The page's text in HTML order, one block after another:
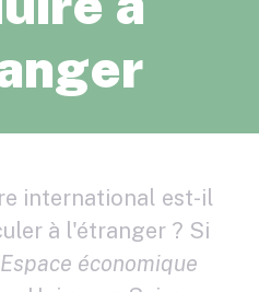
international est-il
à l'étranger ? Si
économique